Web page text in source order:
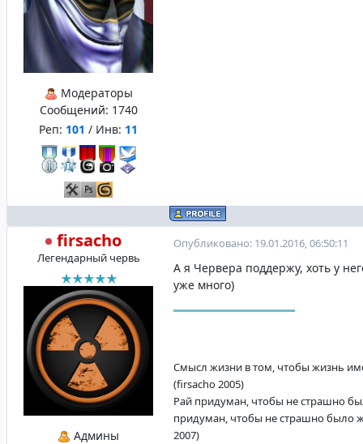
Модераторы
Сообщений: 1740
Реп: 101 / Инв: 11
firsacho
Легендарный червь
Админы
Опубликовано: 19.01.2016, 06:50:11
А я Червера поддержу, хоть у
уже много)
Смысл жизни в том, чтобы жизнь
(firsacho 2005)
Рай придуман, чтобы не страшно
придуман, чтобы не страшно было
2007)